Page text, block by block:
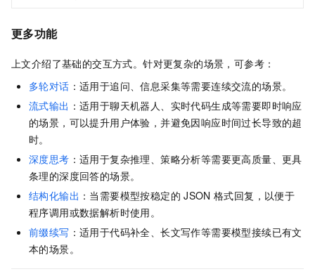
更多功能
上文介绍了基础的交互方式。针对更复杂的场景，可参考：
多轮对话 ：适用于追问、信息采集等需要连续交流的场景。
流式输出 ：适用于聊天机器人、实时代码生成等需要即时响应
的场景，可以提升用户体验，并避免因响应时间过长导致的超
时。
深度思考 ：适用于复杂推理、策略分析等需要更高质量、更具
条理的深度回答的场景。
结构化输出 ：当需要模型按稳定的 JSON 格式回复，以便于
程序调用或数据解析时使用。
前缀续写 ：适用于代码补全、长文写作等需要模型接续已有文
本的场景。